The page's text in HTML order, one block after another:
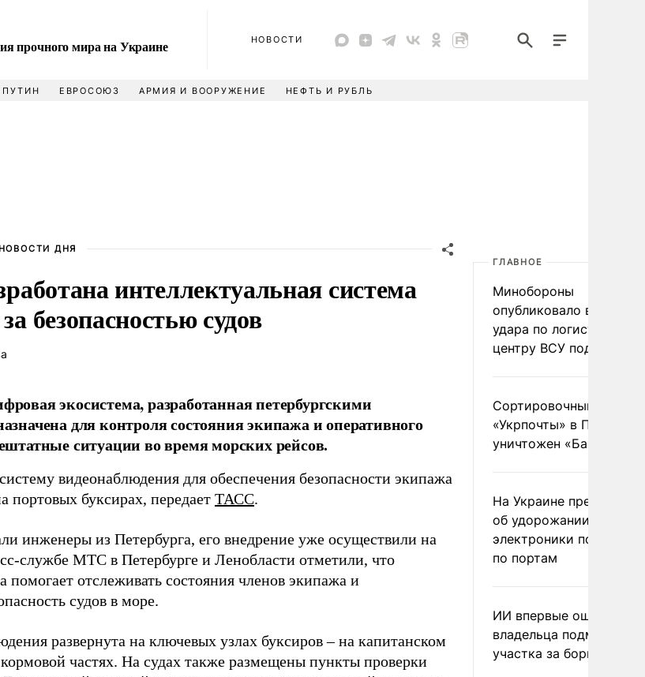
прочного мира на Украине НОВОСТИ
ПУТИН ЕВРОСОЮЗ АРМИЯ И ВООРУЖЕНИЕ НЕФТЬ И РУБЛЬ
НОВОСТИ ДНЯ
интеллектуальная система
безопасностью судов
экосистема, разработанная петербургскими
для контроля состояния экипажа и оперативного
ситуации во время морских рейсов.
видеонаблюдения для обеспечения безопасности экипажа
портовых буксирах, передает ТАСС.
инженеры из Петербурга, его внедрение уже осуществили на
службе МТС в Петербурге и Ленобласти отметили, что
помогает отслеживать состояния членов экипажа и
судов в море.
развернута на ключевых узлах буксиров – на капитанском
частях. На судах также размещены пункты проверки
ГЛАВНОЕ
Минобороны
опубликовало видео
удара по
центру ВСУ под Киевом
Сортировочный пункт
«Укрпочты» в
уничтожен
На Украине
об удорожании
электроники после
по портам
ИИ впервые
владельца
участка за борщевик